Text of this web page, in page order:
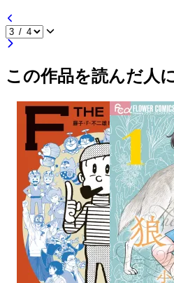
この作品を読んだ人